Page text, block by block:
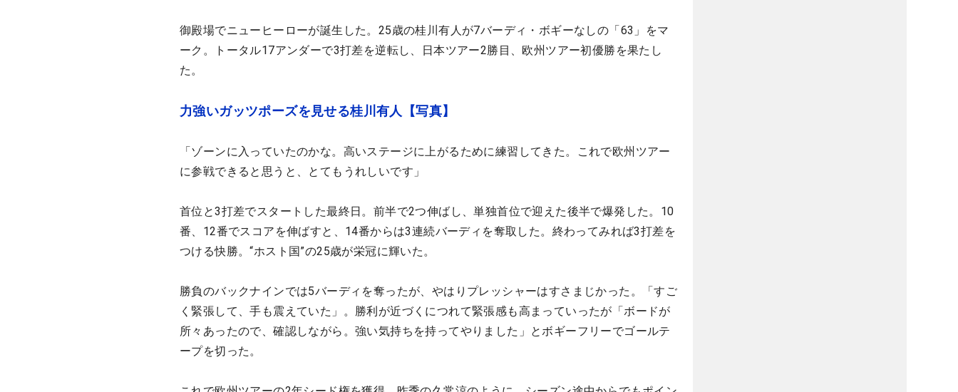
御殿場でニューヒーローが誕生した。25歳の桂川有人が7バーディ・ボギーなしの「63」をマ
ーク。トータル17アンダーで3打差を逆転し、日本ツアー2勝目、欧州ツアー初優勝を果たし
た。
力強いガッツポーズを見せる桂川有人【写真】
「ゾーンに入っていたのかな。高いステージに上がるために練習してきた。これで欧州ツアー
に参戦できると思うと、とてもうれしいです」
首位と3打差でスタートした最終日。前半で2つ伸ばし、単独首位で迎えた後半で爆発した。10
番、12番でスコアを伸ばすと、14番からは3連続バーディを奪取した。終わってみれば3打差を
つける快勝。“ホスト国”の25歳が栄冠に輝いた。
勝負のバックナインでは5バーディを奪ったが、やはりプレッシャーはすさまじかった。「すご
く緊張して、手も震えていた」。勝利が近づくにつれて緊張感も高まっていったが「ボードが
所々あったので、確認しながら。強い気持ちを持ってやりました」とボギーフリーでゴールテ
ープを切った。